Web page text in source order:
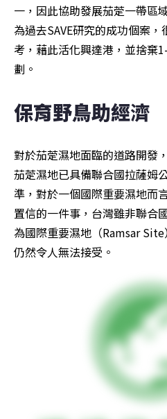
一，因此協助發展茄萣一帶區
為過去SAVE研究的成功個案
考，藉此活化興達港，並捨棄
劃。
保育野鳥助經濟
對於茄萣濕地面臨的道路開發
茄萣濕地已具備聯合國拉薩姆
準，對於一個國際重要濕地而
置信的一件事，台灣雖非聯合
為國際重要濕地（Ramsar
仍然令人無法接受。